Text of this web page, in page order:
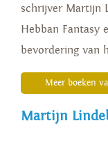
schrijver Martijn
Hebban Fantasy
bevordering van
Meer boeken
Martijn